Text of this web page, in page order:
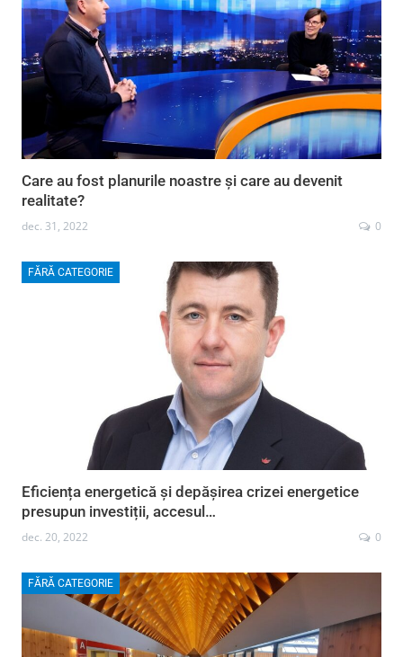
Care au fost planurile noastre și care au devenit
realitate?
dec. 31, 2022 0
FĂRĂ CATEGORIE
Eficiența energetică și depășirea crizei energetice
presupun investiții, accesul…
dec. 20, 2022 0
FĂRĂ CATEGORIE